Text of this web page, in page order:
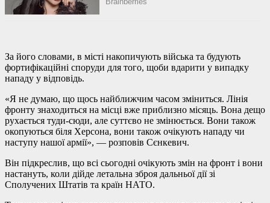
За його словами, в місті накопичують війська та будують
фортифікаційні споруди для того, щоби вдарити у випадку
нападу у відповідь.
«Я не думаю, що щось найближчим часом зміниться. Лінія
фронту знаходиться на місці вже приблизно місяць. Вона дещо
рухається туди-сюди, але суттєво не змінюється. Вони також
окопуються біля Херсона, вони також очікують нападу чи
наступу нашої армії», — розповів Сєнкевич.
Він підкреслив, що всі сьогодні очікують змін на фронт і вони
настануть, коли дійде летальна зброя дальньої дії зі
Сполучених Штатів та країн НАТО.